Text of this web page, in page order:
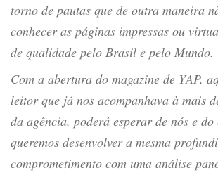
torno de pautas que de outra maneira
conhecer as páginas impressas ou
de qualidade pelo Brasil e pelo Mundo.
Com a abertura do magazine de YAP,
leitor que já nos acompanhava à mais
da agência, poderá esperar de nós e do
queremos desenvolver a mesma
comprometimento com uma análise